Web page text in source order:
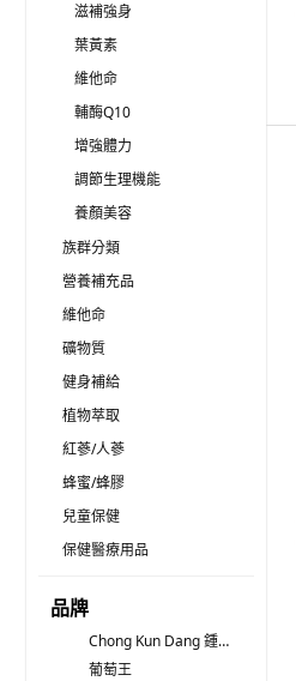
滋補強身
葉黃素
維他命
輔酶Q10
增強體力
調節生理機能
養顏美容
族群分類
營養補充品
維他命
礦物質
健身補給
植物萃取
紅蔘/人蔘
蜂蜜/蜂膠
兒童保健
保健醫療用品
品牌
Chong Kun Dang 鍾根堂 LACTO-FIT
葡萄王